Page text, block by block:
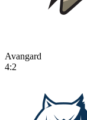
Avangard
4:2